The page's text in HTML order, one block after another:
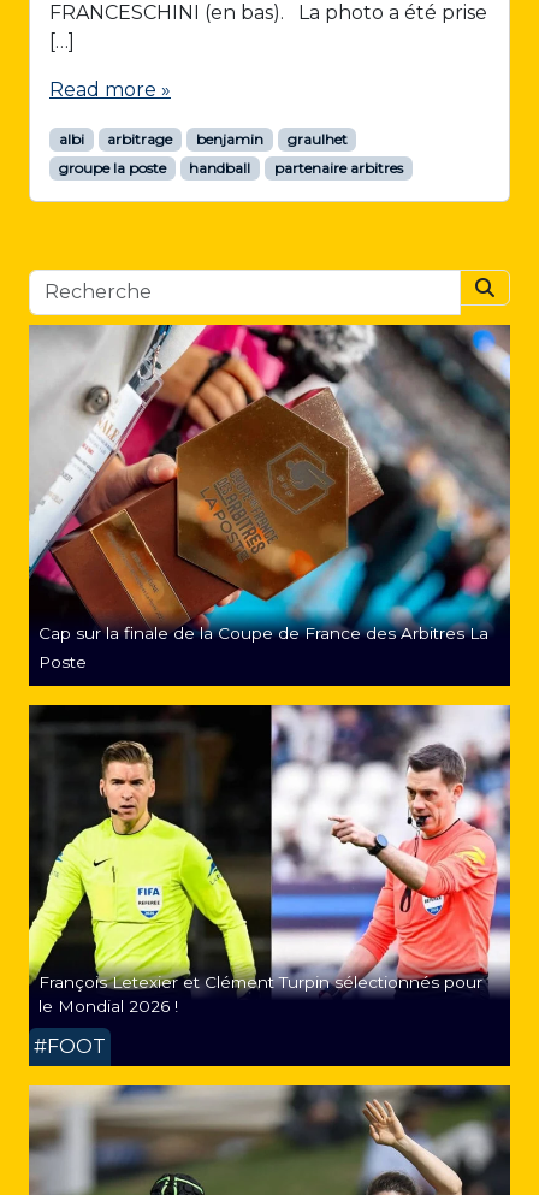
FRANCESCHINI (en bas). La photo a été prise
[…]
Read more »
albi arbitrage benjamin
graulhet
groupe la poste
handball partenaire arbitres
Cap sur la finale de la Coupe de France des Arbitres La
Poste
François Letexier et Clément Turpin sélectionnés pour
le Mondial 2026 !
#FOOT